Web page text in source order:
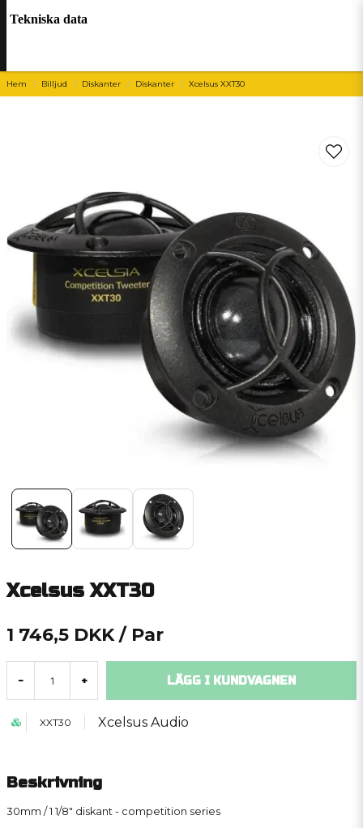
Hem Billjud Diskanter Diskanter Xcelsus XXT30
Xcelsus XXT30
1 746,5 DKK / Par
- + LÄGG I KUNDVAGNEN
XXT30 Xcelsus Audio
Beskrivning
30mm / 1 1/8" diskant - competition series
Tekniska data